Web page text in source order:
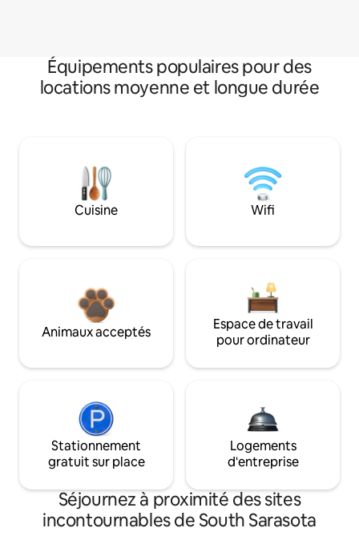
Équipements populaires pour des
locations moyenne et longue durée
Cuisine Wifi
Animaux acceptés
Espace de travail
pour ordinateur
Stationnement
gratuit sur place
Logements
d'entreprise
Séjournez à proximité des sites
incontournables de South Sarasota